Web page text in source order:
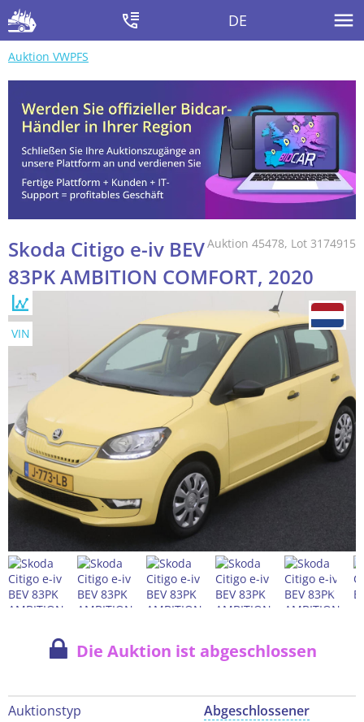
DE
Auktion VWPFS
Auktion 45478, Lot 3174915
Skoda Citigo e-iv BEV
83PK AMBITION COMFORT, 2020
VIN
Die Auktion ist abgeschlossen
Auktionstyp
Abgeschlossener